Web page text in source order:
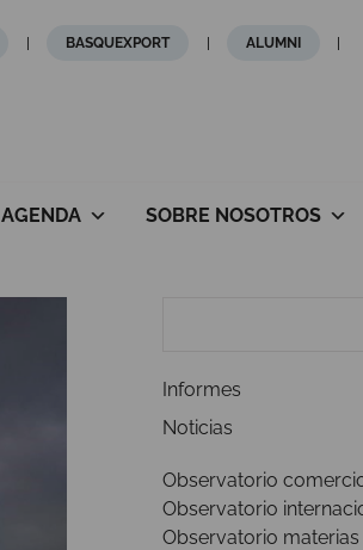
BASQUEXPORT ALUMNI
AGENDA SOBRE NOSOTROS
Informes
Noticias
Observatorio
Observatorio
Observatorio